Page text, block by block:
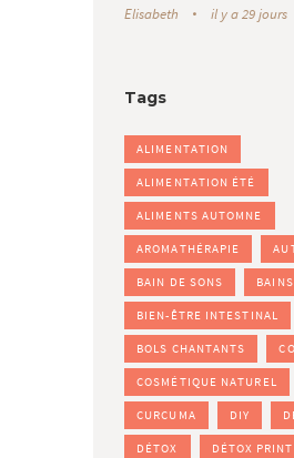
Elisabeth il y a 29 jours
Tags
ALIMENTATION
ALIMENTATION ÉTÉ
ALIMENTS AUTOMNE
AROMATHÉRAPIE
BAIN DE SONS
BIEN-ÊTRE INTESTINAL
BOLS CHANTANTS
COSMÉTIQUE NATUREL
CURCUMA DIY
DÉTOX DÉTOX